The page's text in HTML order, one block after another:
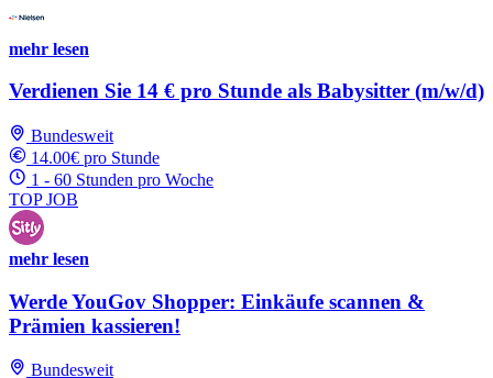
mehr lesen
Verdienen Sie 14 € pro Stunde als Babysitter (m/w/d)
Bundesweit
14.00€ pro Stunde
1 - 60 Stunden pro Woche
TOP JOB
mehr lesen
Werde YouGov Shopper: Einkäufe scannen &
Prämien kassieren!
Bundesweit